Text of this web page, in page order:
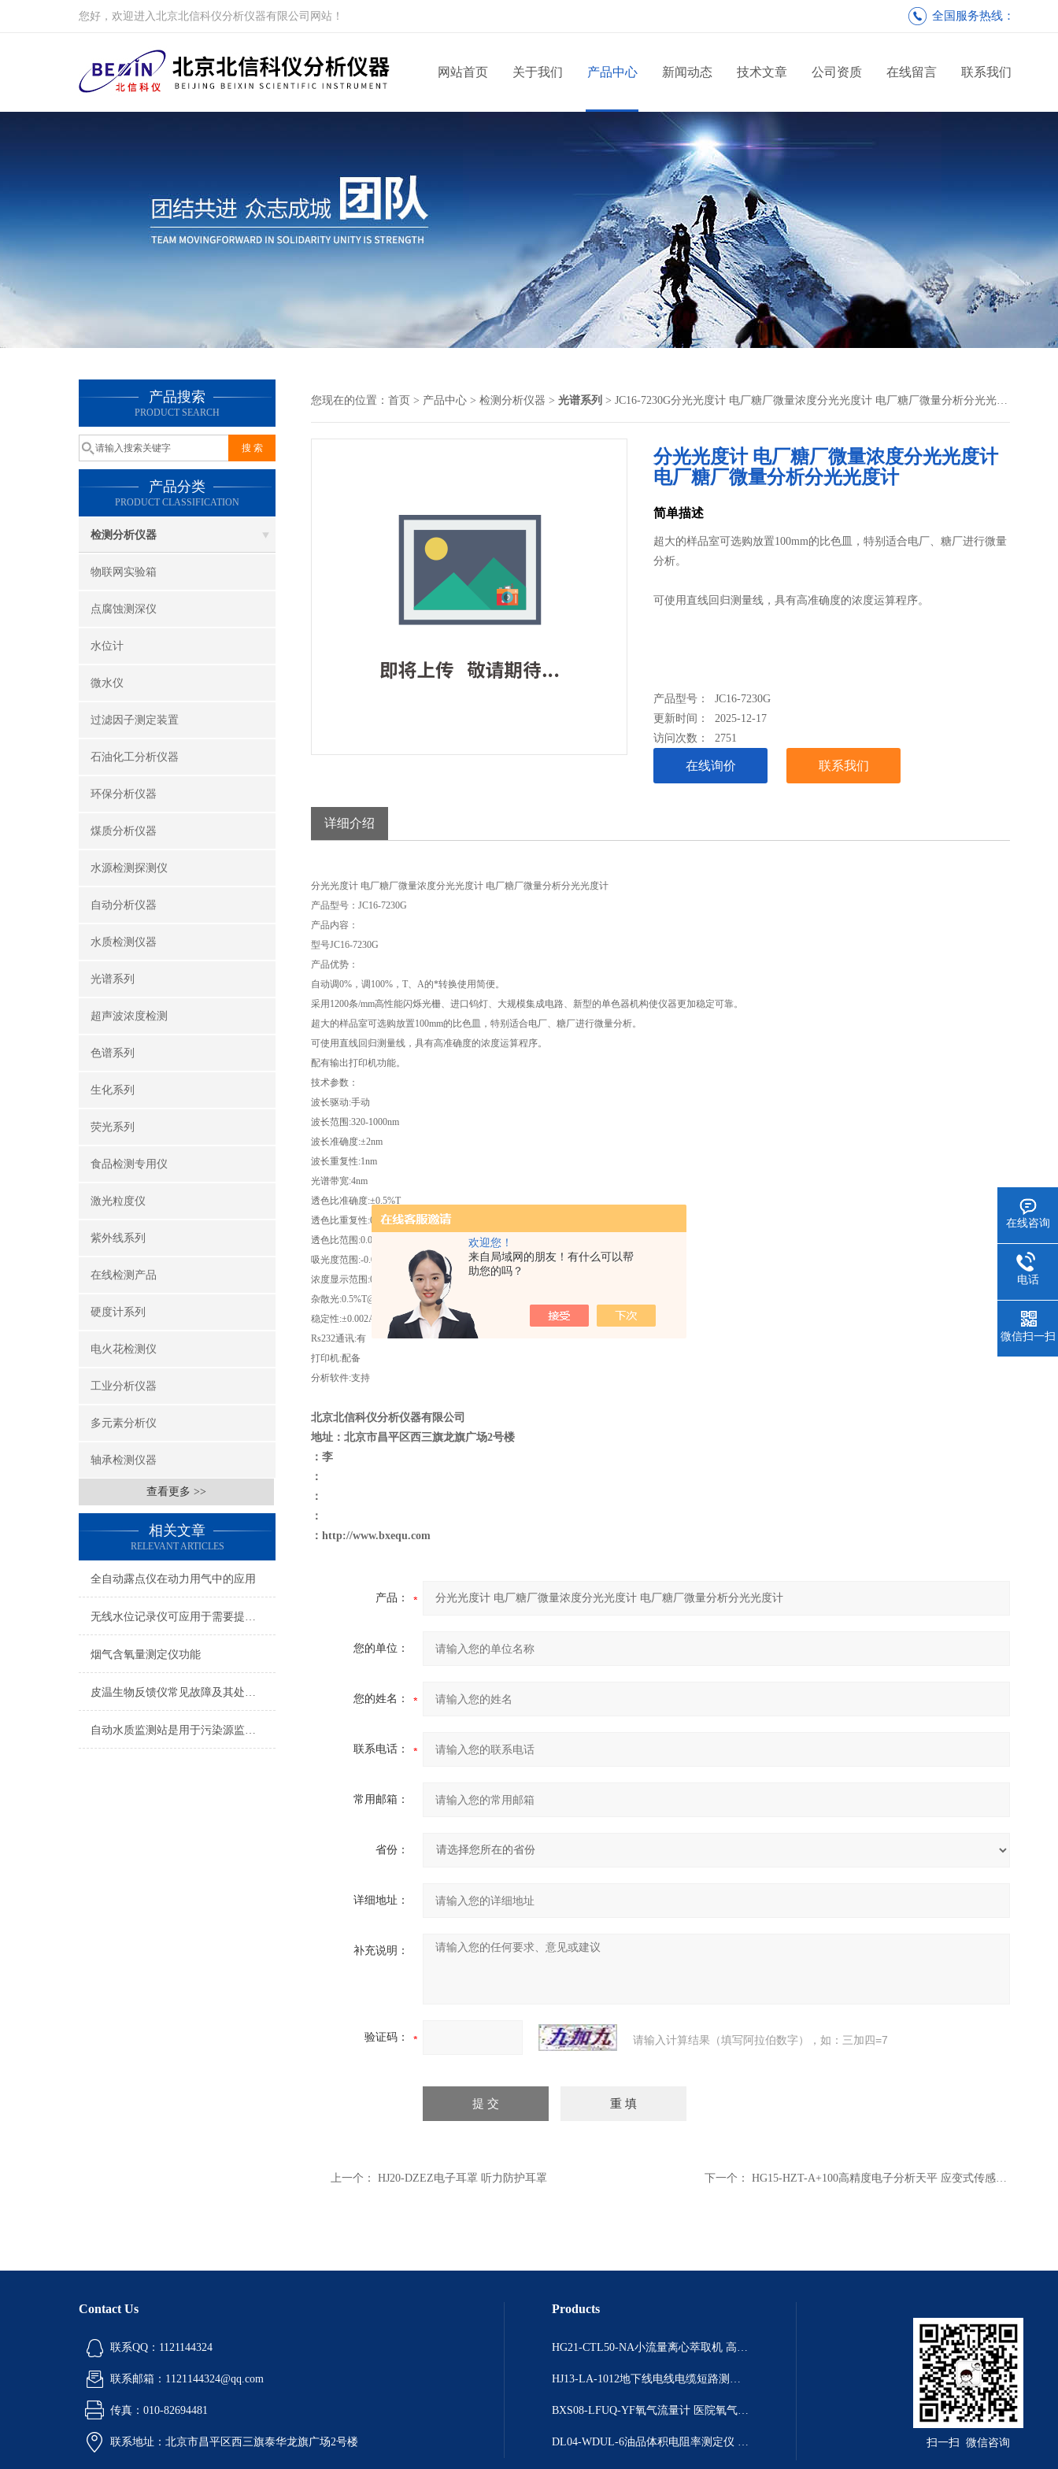
欢迎您！
来自局域网的朋友！有什么可以帮
助您的吗？
您好，欢迎进入北京北信科仪分析仪器有限公司网站！ 全国服务热线：
网站首页 关于我们 产品中心 新闻动态 技术文章 公司资质 在线留言 联系我们
产品搜索
PRODUCT SEARCH
产品分类
PRODUCT CLASSIFICATION
检测分析仪器
物联网实验箱
点腐蚀测深仪
水位计
微水仪
过滤因子测定装置
石油化工分析仪器
环保分析仪器
煤质分析仪器
水源检测探测仪
自动分析仪器
水质检测仪器
光谱系列
超声波浓度检测
色谱系列
生化系列
荧光系列
食品检测专用仪
激光粒度仪
紫外线系列
在线检测产品
硬度计系列
电火花检测仪
工业分析仪器
多元素分析仪
轴承检测仪器
查看更多 >>
相关文章
RELEVANT ARTICLES
全自动露点仪在动力用气中的应用
无线水位记录仪可应用于需要提供水位记录信息的场所
烟气含氧量测定仪功能
皮温生物反馈仪常见故障及其处理方式
自动水质监测站是用于污染源监测和总量控制的环保仪器
您现在的位置： 首页 > 产品中心 > 检测分析仪器 > 光谱系列 > JC16-7230G分光光度计 电厂糖厂微量浓度分光光度计 电厂糖厂微量分析分光光度计
分光光度计 电厂糖厂微量浓度分光光度计
电厂糖厂微量分析分光光度计
简单描述
超大的样品室可选购放置100mm的比色皿，特别适合电厂、糖厂进行微量
分析。
可使用直线回归测量线，具有高准确度的浓度运算程序。
产品型号： JC16-7230G
更新时间： 2025-12-17
访问次数：2751
在线询价 联系我们
详细介绍
分光光度计 电厂糖厂微量浓度分光光度计 电厂糖厂微量分析分光光度计
产品型号：JC16-7230G
产品内容：
型号JC16-7230G
产品优势：
自动调0% ，调 100% ， T、 A的*转换使用简便。
采用 1200条/mm高性能闪烁光栅、进口钨灯、大规模集成电路、新型的单色器机构使仪器更加稳定可靠。
超大的样品室可选购放置100mm的比色皿，特别适合电厂、糖厂进行微量分析。
可使用直线回归测量线，具有高准确度的浓度运算程序。
配有输出打印机功能。
技术参数：
波长驱动:手动
波长范围 :320-1000nm
波长准确度:±2nm
波长重复性:1nm
光谱带宽:4nm
透色比准确度:±0.5%T
透色比重复性:0.2%T
透色比范围 :0.0-125%T
吸光度范围 :-0.031
浓度显示范围 :0-1999
杂散光:0.5%T@360nm
稳定性:±0.002A
小时
Rs232通讯:有
打印机:配备
分析软件:支持
北京北信科仪分析仪器有限公司
地址：北京市昌平区西三旗龙旗广场2号楼
：李
：
：
：
： http://www.bxequ.com
产品：
您的单位：
您的姓名：
联系电话：
常用邮箱：
省份：
详细地址：
补充说明：
验证码： 请输入计算结果（填写阿拉伯数字），如：三加四=7
上一个： HJ20-DZEZ电子耳罩 听力防护耳罩 下一个： HG15-HZT-A+100高精度电子分析天平 应变式传感器结构精确电子天平 医药科研电子天平
Contact Us
联系QQ：1121144324
联系邮箱：1121144324@qq.com
传真：010-82694481
联系地址：北京市昌平区西三旗泰华龙旗广场2号楼
Products
HG21-CTL50-NA小流量离心萃取机 高效率离心萃取仪 小流量离心机
HJ13-LA-1012地下线电线电缆短路测试仪 电缆线断线故障测量仪 地暖短路检测仪
BXS08-LFUQ-YF氧气流量计 医院氧气流量仪 微流量氧气检测仪
DL04-WDUL-6油品体积电阻率测定仪 自动控温抗燃油体积电阻率分析仪 扫一扫 微信咨询
在线咨询
电话
微信扫一扫